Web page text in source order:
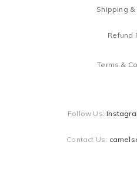
Shipping &
Refund
Terms &
Follow Us:
Contact Us: